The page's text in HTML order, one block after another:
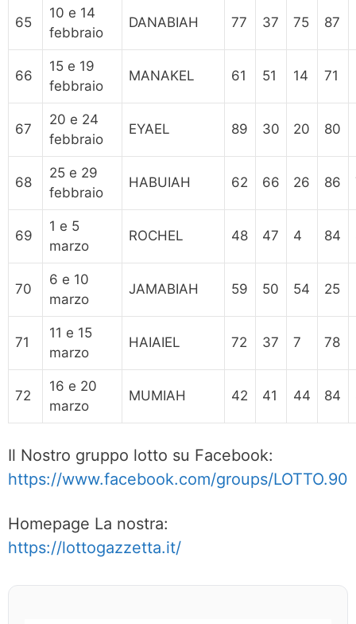
65
10 e 14
febbraio
DANABIAH 77 37 75 87
66
15 e 19
febbraio
MANAKEL 61 51 14 71
67
20 e 24
febbraio
EYAEL 89 30 20 80
68
25 e 29
febbraio
HABUIAH 62 66 26 86
69
1 e 5
marzo
ROCHEL 48 47 4 84
70
6 e 10
marzo
JAMABIAH 59 50 54 25
71
11 e 15
marzo
HAIAIEL 72 37 7 78
72
16 e 20
marzo
MUMIAH 42 41 44 84
Il Nostro gruppo lotto su Facebook:
https://www.facebook.com/groups/LOTTO.90
Homepage La nostra:
https://lottogazzetta.it/